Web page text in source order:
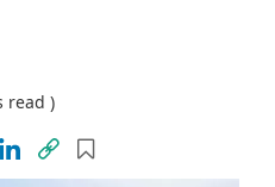
read )